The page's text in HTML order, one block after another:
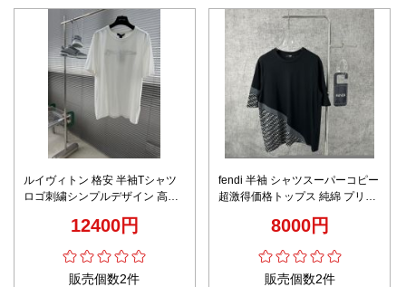
ルイヴィトン 格安 半袖Tシャツ
ロゴ刺繍シンプルデザイン 高評
12400円
販売個数2件
fendi 半袖 シャツスーパーコピー
超激得価格トップス 純綿 プリン
8000円
販売個数2件